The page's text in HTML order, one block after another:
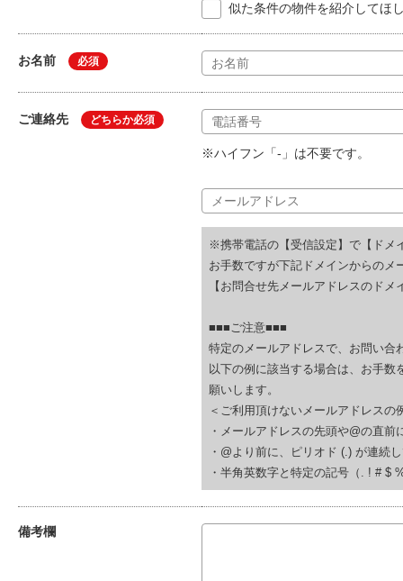
似た条件の物件を紹介してほ
お名前 必須
ご連絡先 どちらか必須
※ハイフン「-」は不要です。
※携帯電話の【受信設定】で【ドメ
お手数ですが下記ドメインからのメ
【お問合せ先メールアドレスのドメ
■■■ご注意■■■
特定のメールアドレスで、お問い合
以下の例に該当する場合は、お手
願いします。
＜ご利用頂けないメールアドレスの
・メールアドレスの先頭や@の直
・@より前に、ピリオド (.) が連続
・半角英数字と特定の記号（. ! # $
備考欄